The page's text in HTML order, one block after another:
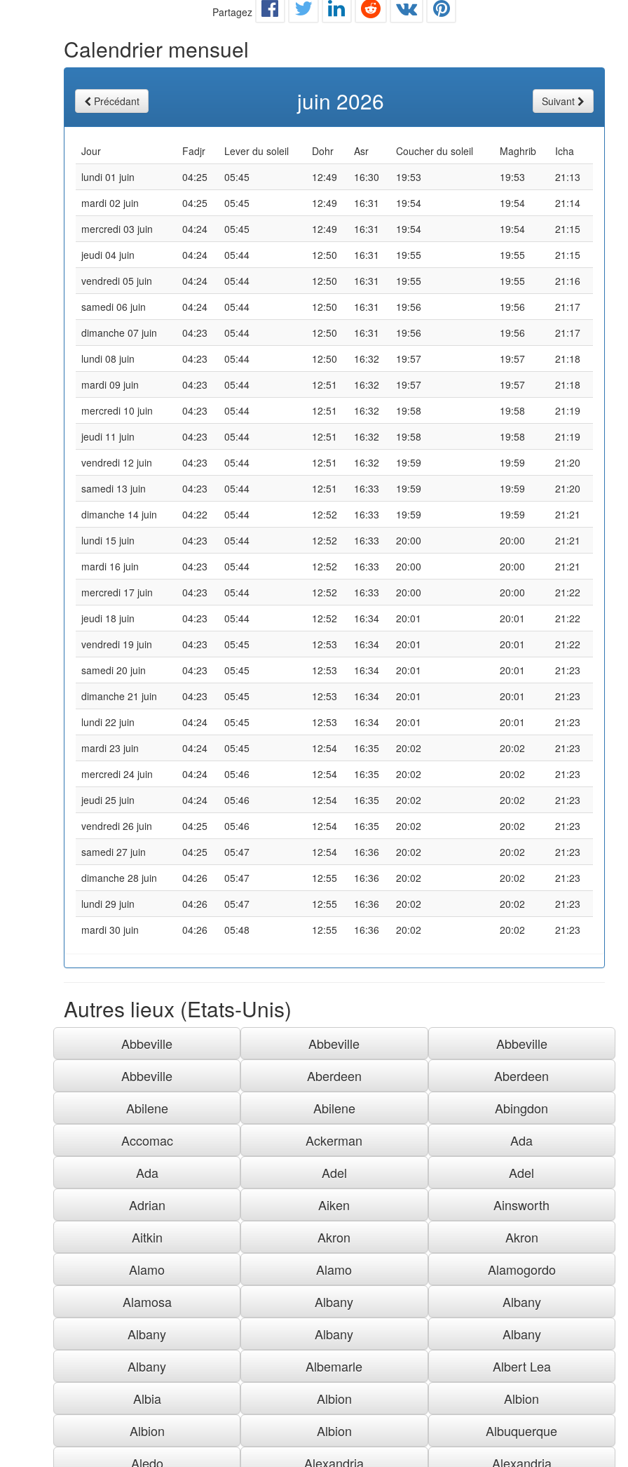
Partagez
Calendrier mensuel
Précédant juin 2026 Suivant
Jour Fadjr Lever du soleil Dohr Asr Coucher du soleil Maghrib
Icha
lundi 01 juin
04:25 05:45 12:49 16:30 19:53 19:53
21:13
mardi 02 juin
04:25 05:45 12:49 16:31 19:54 19:54
21:14
mercredi 03 juin
04:24 05:45 12:49 16:31 19:54 19:54
21:15
jeudi 04 juin
04:24 05:44 12:50 16:31 19:55 19:55
21:15
vendredi 05 juin
04:24 05:44 12:50 16:31 19:55 19:55
21:16
samedi 06 juin
04:24 05:44 12:50 16:31 19:56 19:56
21:17
dimanche 07 juin
04:23 05:44 12:50 16:31 19:56 19:56
21:17
lundi 08 juin
04:23 05:44 12:50 16:32 19:57 19:57
21:18
mardi 09 juin
04:23 05:44 12:51 16:32 19:57 19:57
21:18
mercredi 10 juin
04:23 05:44 12:51 16:32 19:58 19:58
21:19
jeudi 11 juin
04:23 05:44 12:51 16:32 19:58 19:58
21:19
vendredi 12 juin
04:23 05:44 12:51 16:32 19:59 19:59
21:20
samedi 13 juin
04:23 05:44 12:51 16:33 19:59 19:59
21:20
dimanche 14 juin
04:22 05:44 12:52 16:33 19:59 19:59
21:21
lundi 15 juin
04:23 05:44 12:52 16:33 20:00 20:00
21:21
mardi 16 juin
04:23 05:44 12:52 16:33 20:00 20:00
21:21
mercredi 17 juin
04:23 05:44 12:52 16:33 20:00 20:00
21:22
jeudi 18 juin
04:23 05:44 12:52 16:34 20:01 20:01
21:22
vendredi 19 juin
04:23 05:45 12:53 16:34 20:01 20:01
21:22
samedi 20 juin
04:23 05:45 12:53 16:34 20:01 20:01
21:23
dimanche 21 juin
04:23 05:45 12:53 16:34 20:01 20:01
21:23
lundi 22 juin
04:24 05:45 12:53 16:34 20:01 20:01
21:23
mardi 23 juin
04:24 05:45 12:54 16:35 20:02 20:02
21:23
mercredi 24 juin
04:24 05:46 12:54 16:35 20:02 20:02
21:23
jeudi 25 juin
04:24 05:46 12:54 16:35 20:02 20:02
21:23
vendredi 26 juin
04:25 05:46 12:54 16:35 20:02 20:02
21:23
samedi 27 juin
04:25 05:47 12:54 16:36 20:02 20:02
21:23
dimanche 28 juin
04:26 05:47 12:55 16:36 20:02 20:02
21:23
lundi 29 juin
04:26 05:47 12:55 16:36 20:02 20:02
21:23
mardi 30 juin
04:26 05:48 12:55 16:36 20:02 20:02 21:23
Autres lieux (Etats-Unis)
Abbeville Abbeville
Abbeville
Abbeville
Aberdeen
Aberdeen
Abilene
Abilene
Abingdon
Accomac
Ackerman
Ada
Ada
Adel
Adel
Adrian
Aiken
Ainsworth
Aitkin
Akron
Akron
Alamo
Alamo
Alamogordo
Alamosa
Albany
Albany
Albany
Albany
Albany
Albany
Albemarle
Albert Lea
Albia
Albion
Albion
Albion
Albion
Albuquerque
Aledo
Alexandria Alexandria